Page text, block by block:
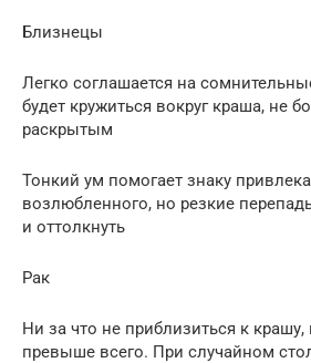
Близнецы
Легко соглашается на
будет кружиться вокруг краша, не
раскрытым
Тонкий ум помогает знаку
возлюбленного, но резкие
и оттолкнуть
Рак
Ни за что не приблизиться к
превыше всего. При случайном